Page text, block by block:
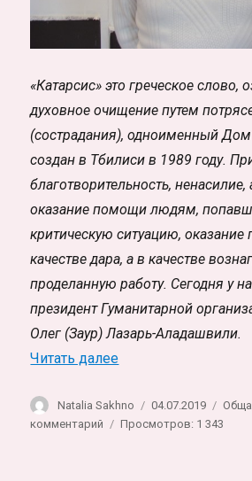
«Катарсис» это греческое слово,
духовное очищение путем
(сострадания), одноименный
создан в Тбилиси в 1989 году.
благотворительность,
оказание помощи людям,
критическую ситуацию,
качестве дара, а в качестве
проделанную работу. Сегодня у
президент Гуманитарной
Олег (Заур) Лазарь-Аладашвили.
Читать далее«Тбилисский Дом
Автор
Natalia Sakhno Опубликовано
04.07.2019
комментарий
Просмотров: 1 343